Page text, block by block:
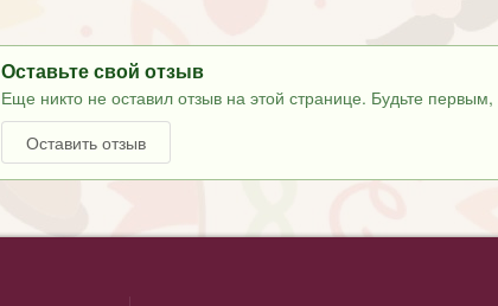
Оставьте свой отзыв
Еще никто не оставил отзыв на этой странице. Будьте
Оставить отзыв